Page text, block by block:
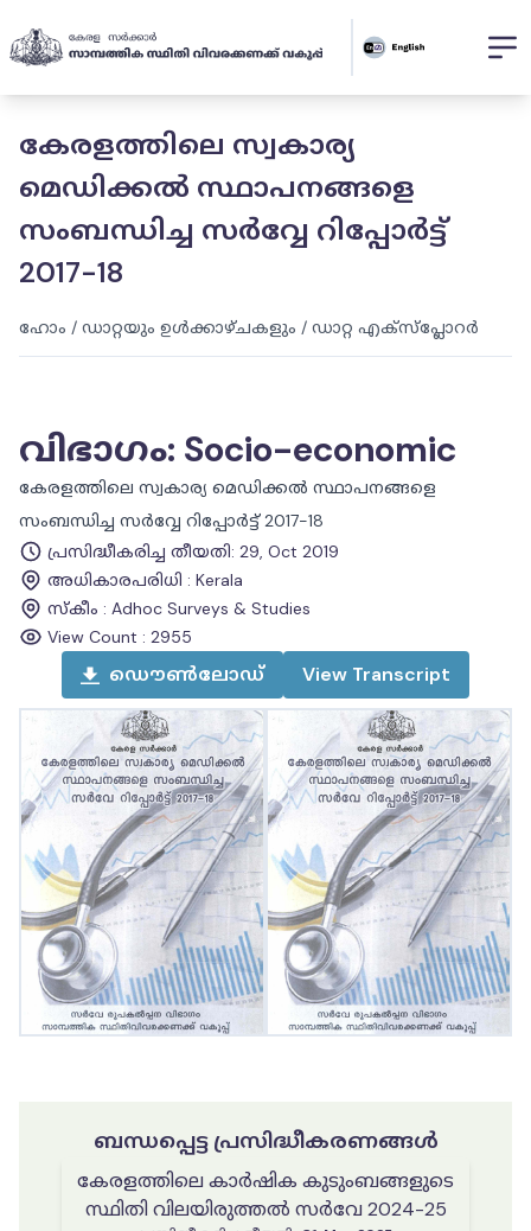
കേരളത്തിലെ സ്വകാര്യ
മെഡിക്കൽ സ്ഥാപനങ്ങളെ
സംബന്ധിച്ച സര്‍വ്വേ റിപ്പോർട്ട്
2017-18
ഹോം / ഡാറ്റയും ഉൾക്കാഴ്ചകളും / ഡാറ്റ എക്സ്പ്ലോറർ
വിഭാഗം: Socio-economic
കേരളത്തിലെ സ്വകാര്യ മെഡിക്കൽ സ്ഥാപനങ്ങളെ
സംബന്ധിച്ച സര്‍വ്വേ റിപ്പോർട്ട് 2017-18
പ്രസിദ്ധീകരിച്ച തീയതി: 29, Oct 2019
അധികാരപരിധി : Kerala
സ്കീം : Adhoc Surveys & Studies
View Count : 2955
ഡൌൺലോഡ് View Transcript
ബന്ധപ്പെട്ട പ്രസിദ്ധീകരണങ്ങൾ
കേരളത്തിലെ കാർഷിക കുടുംബങ്ങളുടെ
സ്ഥിതി വിലയിരുത്തൽ സർവേ 2024-25